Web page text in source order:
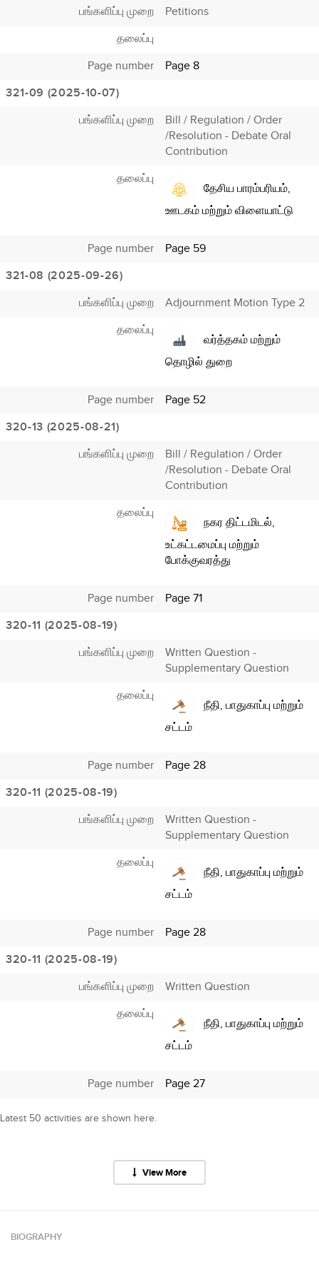
பங்களிப்பு முறை
Petitions
தலைப்பு
Page number
Page 8
321-09 (2025-10-07)
பங்களிப்பு முறை
Bill / Regulation / Order
/Resolution - Debate Oral
Contribution
தலைப்பு
தேசிய பாரம்பரியம்,
ஊடகம் மற்றும் விளையாட்டு
Page number
Page 59
321-08 (2025-09-26)
பங்களிப்பு முறை
Adjournment Motion Type 2
தலைப்பு
வர்த்தகம் மற்றும்
தொழில் துறை
Page number
Page 52
320-13 (2025-08-21)
பங்களிப்பு முறை
Bill / Regulation / Order
/Resolution - Debate Oral
Contribution
தலைப்பு
நகர திட்டமிடல்,
உட்கட்டமைப்பு மற்றும்
போக்குவரத்து
Page number
Page 71
320-11 (2025-08-19)
பங்களிப்பு முறை
Written Question -
Supplementary Question
தலைப்பு
நீதி, பாதுகாப்பு மற்றும்
சட்டம்
Page number
Page 28
320-11 (2025-08-19)
பங்களிப்பு முறை
Written Question -
Supplementary Question
தலைப்பு
நீதி, பாதுகாப்பு மற்றும்
சட்டம்
Page number
Page 28
320-11 (2025-08-19)
பங்களிப்பு முறை
Written Question
தலைப்பு
நீதி, பாதுகாப்பு மற்றும்
சட்டம்
Page number Page 27
Latest 50 activities are shown here.
View More
BIOGRAPHY